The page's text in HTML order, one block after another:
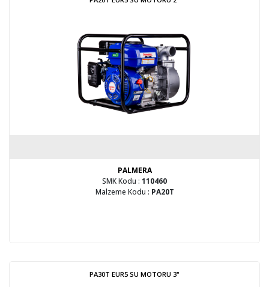
PALMERA
SMK Kodu : 110460
Malzeme Kodu : PA20T
PA30T EUR5 SU MOTORU 3"